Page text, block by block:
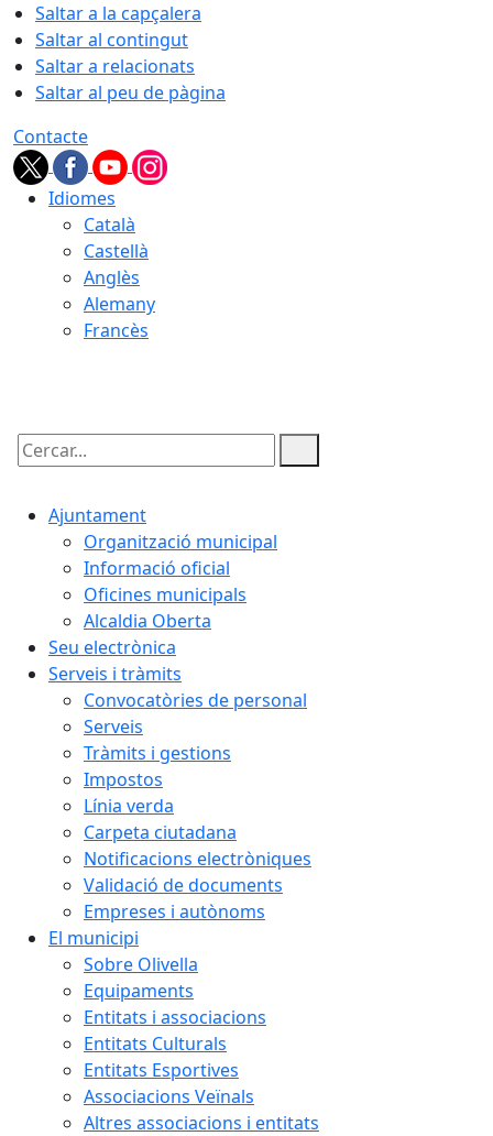
Saltar a la capçalera
Saltar al contingut
Saltar a relacionats
Saltar al peu de pàgina
Contacte
Idiomes
Català
Castellà
Anglès
Alemany
Francès
Cercar:
Ajuntament
Organització municipal
Informació oficial
Oficines municipals
Alcaldia Oberta
Seu electrònica
Serveis i tràmits
Convocatòries de personal
Serveis
Tràmits i gestions
Impostos
Línia verda
Carpeta ciutadana
Notificacions electròniques
Validació de documents
Empreses i autònoms
El municipi
Sobre Olivella
Equipaments
Entitats i associacions
Entitats Culturals
Entitats Esportives
Associacions Veïnals
Altres associacions i entitats